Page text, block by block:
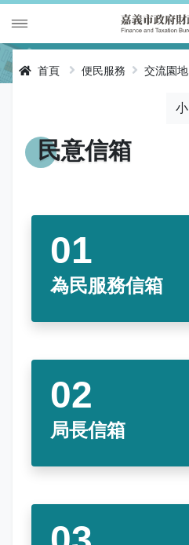
財金及菸酒管理
房屋稅
契稅
印花稅
使用牌照稅
娛樂稅
退稅專區
稅務行事曆
線上申辦
線上查詢與試算
預約服務
網路申報
書表下載
e觸即發跨域稅務通
便民服務
客服諮詢
交流園地
多元繳稅管道
繳納證明
智能櫃員機
稅籍異動即時通
財稅新聞
活動訊息
公告訊息
政府資訊公開專區
徵才快訊
有獎徵答
專區服務
全功能櫃臺服務專區
創新便民服務措施
不動產移轉專區
納稅者權利保護專區
行政救濟專區
關於我們
本局沿革
首長簡介
副局長簡介
經營理念
首頁 便民服務 交流園地
小
民意信箱
為民服務信箱
局長信箱